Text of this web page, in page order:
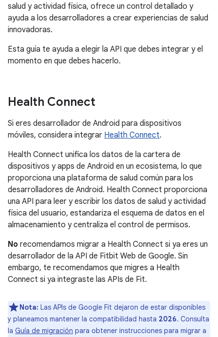
salud y actividad física, ofrece un control detallado y
ayuda a los desarrolladores a crear experiencias de salud
innovadoras.
Esta guía te ayuda a elegir la API que debes integrar y el
momento en que debes hacerlo.
Health Connect
Si eres desarrollador de Android para dispositivos
móviles, considera integrar Health Connect.
Health Connect unifica los datos de la cartera de
dispositivos y apps de Android en un ecosistema, lo que
proporciona una plataforma de salud común para los
desarrolladores de Android. Health Connect proporciona
una API para leer y escribir los datos de salud y actividad
física del usuario, estandariza el esquema de datos en el
almacenamiento y centraliza el control de permisos.
No recomendamos migrar a Health Connect si ya eres un
desarrollador de la API de Fitbit Web de Google. Sin
embargo, te recomendamos que migres a Health
Connect si ya integraste las APIs de Fit.
Nota: Las APIs de Google Fit dejaron de estar disponibles
y planeamos mantener la compatibilidad hasta 2026. Consulta
la Guía de migración para obtener instrucciones para migrar a